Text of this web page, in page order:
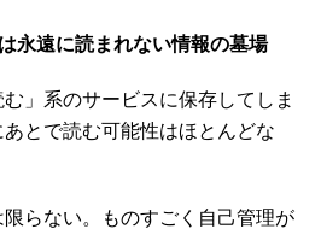
永遠に読まれない情報の墓場
」系のサービスに保存してしま
とで読む可能性はほとんどな
らない。ものすごく自己管理が